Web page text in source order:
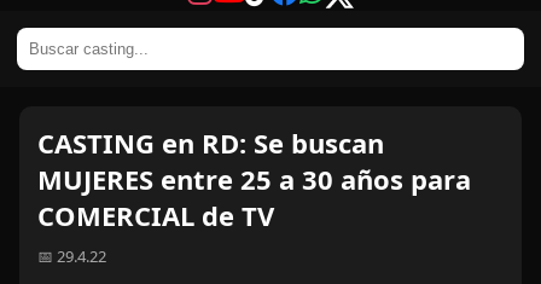
CASTING en RD: Se buscan
MUJERES entre 25 a 30 años para
COMERCIAL de TV
📅 29.4.22